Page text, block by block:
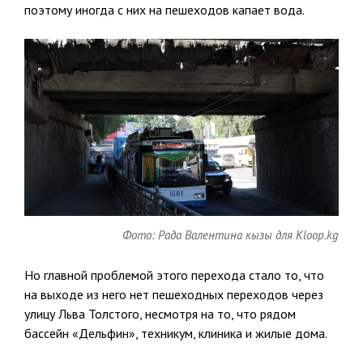
поэтому иногда с них на пешеходов капает вода.
Фото: Рада Валентина кызы для Kloop.kg
Но главной проблемой этого перехода стало то, что
на выходе из него нет пешеходных переходов через
улицу Льва Толстого, несмотря на то, что рядом
бассейн «Дельфин», техникум, клиника и жилые дома.